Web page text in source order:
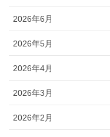
2026年6月
2026年5月
2026年4月
2026年3月
2026年2月